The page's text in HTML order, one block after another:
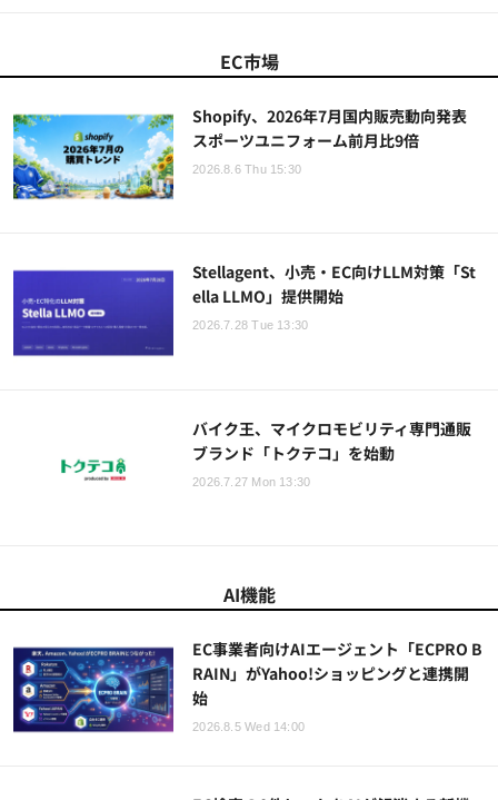
EC市場
Shopify、2026年7月国内販売動向発表
スポーツユニフォーム前月比9倍
2026.8.6 Thu 15:30
Stellagent、小売・EC向けLLM対策「St
ella LLMO」提供開始
2026.7.28 Tue 13:30
バイク王、マイクロモビリティ専門通販
ブランド「トクテコ」を始動
2026.7.27 Mon 13:30
AI機能
EC事業者向けAIエージェント「ECPRO B
RAIN」がYahoo!ショッピングと連携開
始
2026.8.5 Wed 14:00